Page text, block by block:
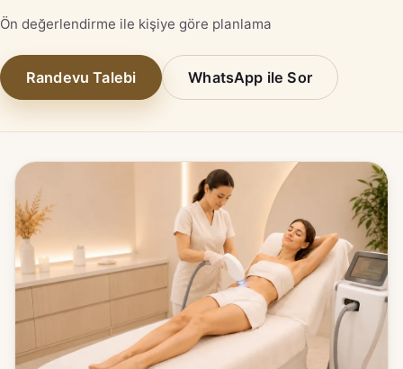
Ön değerlendirme ile kişiye göre planlama
Randevu Talebi WhatsApp ile Sor